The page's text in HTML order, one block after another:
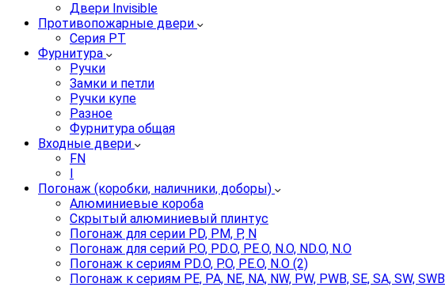
Двери Invisible
Противопожарные двери
Серия PT
Фурнитура
Ручки
Замки и петли
Ручки купе
Разное
Фурнитура общая
Входные двери
FN
I
Погонаж (коробки, наличники, доборы)
Алюминиевые короба
Скрытый алюминиевый плинтус
Погонаж для серии PD, PM, P, N
Погонаж для серий P.O, PD.O, PE.O, N.O, ND.O, N.O
Погонаж к сериям PD.O, P.O, PE.O, N.O (2)
Погонаж к сериям PE, PA, NE, NA, NW, PW, PWB, SE, SA, SW, SWB